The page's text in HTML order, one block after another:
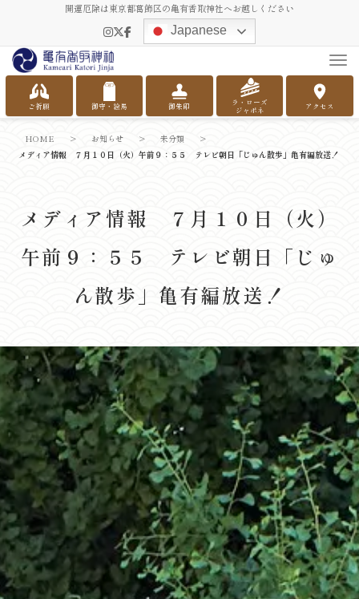
開運厄除は東京都葛飾区の亀有香取神社へお越しください
Japanese
ご祈願 御守・絵馬 御朱印
ラ・ローズ
ジャポネ
アクセス
メディア情報 ７月１０日（火）
午前９：５５ テレビ朝日「じゅ
ん散歩」亀有編放送！
HOME > お知らせ > 未分類
>
メディア情報 ７月１０日（火）午前９：５５ テレビ朝日「じゅん散歩」亀有編放送！